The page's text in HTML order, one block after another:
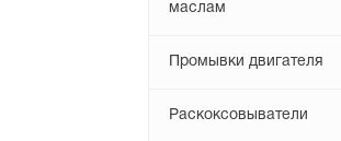
маслам
Промывки двигателя
Раскоксовыватели